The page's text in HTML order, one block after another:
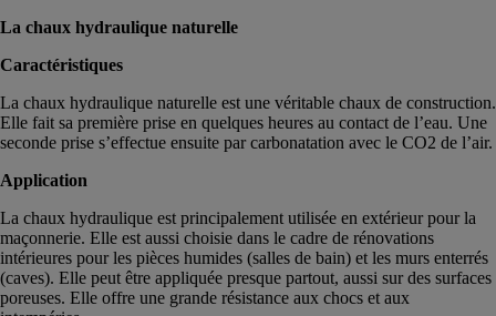
La chaux hydraulique naturelle
Caractéristiques
La chaux hydraulique naturelle est une véritable chaux de construction.
Elle fait sa première prise en quelques heures au contact de l’eau. Une
seconde prise s’effectue ensuite par carbonatation avec le CO2 de l’air.
Application
La chaux hydraulique est principalement utilisée en extérieur pour la
maçonnerie. Elle est aussi choisie dans le cadre de rénovations
intérieures pour les pièces humides (salles de bain) et les murs enterrés
(caves). Elle peut être appliquée presque partout, aussi sur des surfaces
poreuses. Elle offre une grande résistance aux chocs et aux